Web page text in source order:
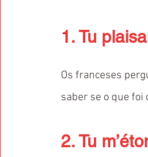
1. Tu
Os franceses
saber se o que foi
2. Tu